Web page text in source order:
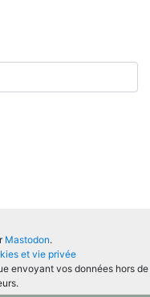
Mastodon.
et vie privée
envoyant vos données hors de